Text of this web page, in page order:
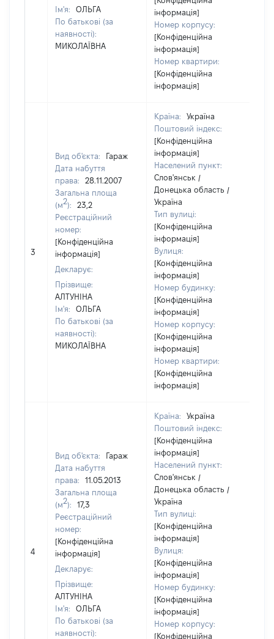
Ім'я:
ОЛЬГА
По батькові (за
наявності):
МИКОЛАЇВНА
інформація]
Номер корпусу:
[Конфіденційна
інформація]
Номер квартири:
[Конфіденційна
інформація]
3
Вид об'єкта:
Гараж
Дата набуття
права:
28.11.2007
Загальна площа
(м2):
23,2
Реєстраційний
номер:
[Конфіденційна
інформація]
Декларує:
Прізвище:
АЛТУНІНА
Ім'я:
ОЛЬГА
По батькові (за
наявності):
МИКОЛАЇВНА
Країна:
Україна
Поштовий індекс:
[Конфіденційна
інформація]
Населений пункт:
Слов'янськ /
Донецька область /
Україна
Тип вулиці:
[Конфіденційна
інформація]
Вулиця:
[Конфіденційна
інформація]
Номер будинку:
[Конфіденційна
інформація]
Номер корпусу:
[Конфіденційна
інформація]
Номер квартири:
[Конфіденційна
інформація]
4
Вид об'єкта:
Гараж
Дата набуття
права:
11.05.2013
Загальна площа
(м2):
17,3
Реєстраційний
номер:
[Конфіденційна
інформація]
Декларує:
Прізвище:
АЛТУНІНА
Ім'я:
ОЛЬГА
По батькові (за
наявності):
Країна:
Україна
Поштовий індекс:
[Конфіденційна
інформація]
Населений пункт:
Слов'янськ /
Донецька область /
Україна
Тип вулиці:
[Конфіденційна
інформація]
Вулиця:
[Конфіденційна
інформація]
Номер будинку:
[Конфіденційна
інформація]
Номер корпусу:
[Конфіденційна